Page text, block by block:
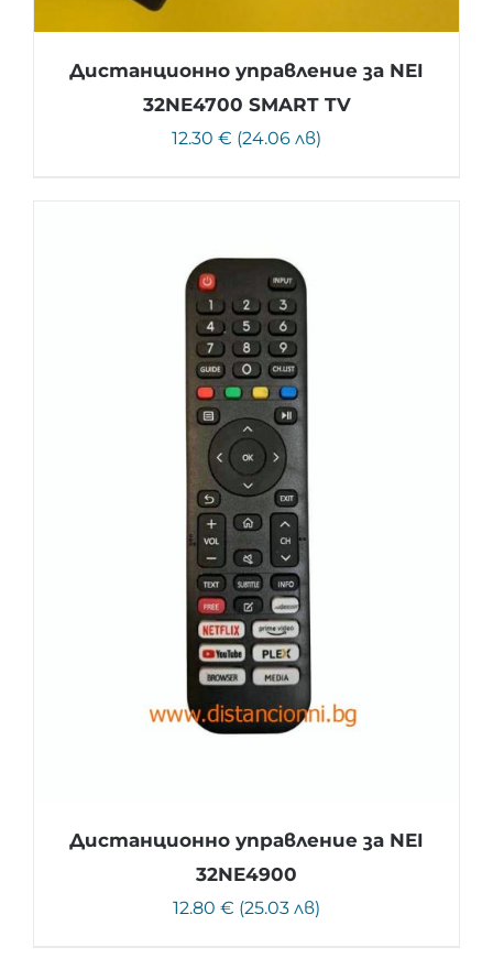
Дистанционно управление за NEI
32NE4700 SMART TV
12.30 € (24.06 лв)
Дистанционно управление за NEI
32NE4900
12.80 € (25.03 лв)